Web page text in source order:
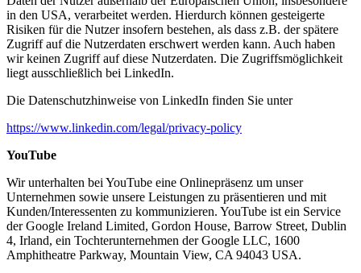
in den USA, verarbeitet werden. Hierdurch können gesteigerte
Risiken für die Nutzer insofern bestehen, als dass z.B. der spätere
Zugriff auf die Nutzerdaten erschwert werden kann. Auch haben
wir keinen Zugriff auf diese Nutzerdaten. Die Zugriffsmöglichkeit
liegt ausschließlich bei LinkedIn.
Die Datenschutzhinweise von LinkedIn finden Sie unter
https://www.linkedin.com/legal/privacy-policy
YouTube
Wir unterhalten bei YouTube eine Onlinepräsenz um unser
Unternehmen sowie unsere Leistungen zu präsentieren und mit
Kunden/Interessenten zu kommunizieren. YouTube ist ein Service
der Google Ireland Limited, Gordon House, Barrow Street, Dublin
4, Irland, ein Tochterunternehmen der Google LLC, 1600
Amphitheatre Parkway, Mountain View, CA 94043 USA.